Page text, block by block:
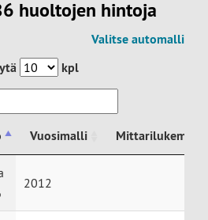
huoltojen hintoja
Valitse automalli
kpl
Vuosimalli
Mittarilukema
2012